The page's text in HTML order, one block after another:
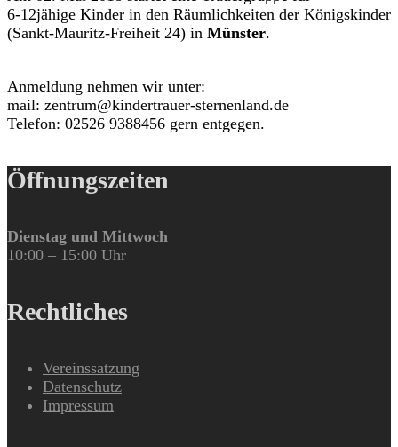
6-12jähige Kinder in den Räumlichkeiten der Königskinder
(Sankt-Mauritz-Freiheit 24) in Münster.
Anmeldung nehmen wir unter:
mail: zentrum@kindertrauer-sternenland.de
Telefon: 02526 9388456 gern entgegen.
Öffnungszeiten
Dienstag und Mittwoch
10:00 – 15:00 Uhr
Rechtliches
Vereinssatzung
Datenschutz
Impressum